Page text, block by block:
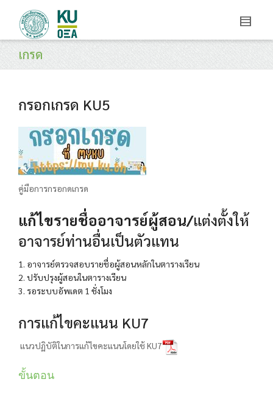
เกรด
กรอกเกรด KU5
คู่มือการกรอกดเกรด
แก้ไขรายชื่ออาจารย์ผู้สอน/แต่งตั้งให้
อาจารย์ท่านอื่นเป็นตัวแทน
1. อาจารย์ตรวจสอบรายชื่อผู้สอนหลักในตารางเรียน
2. ปรับปรุงผู้สอนในตารางเรียน
3. รอระบบอัพเดต 1 ชั่งโมง
การแก้ไขคะแนน KU7
แนวปฏิบัติในการแก้ไขคะแนนโดยใช้ KU7
ขั้นตอน